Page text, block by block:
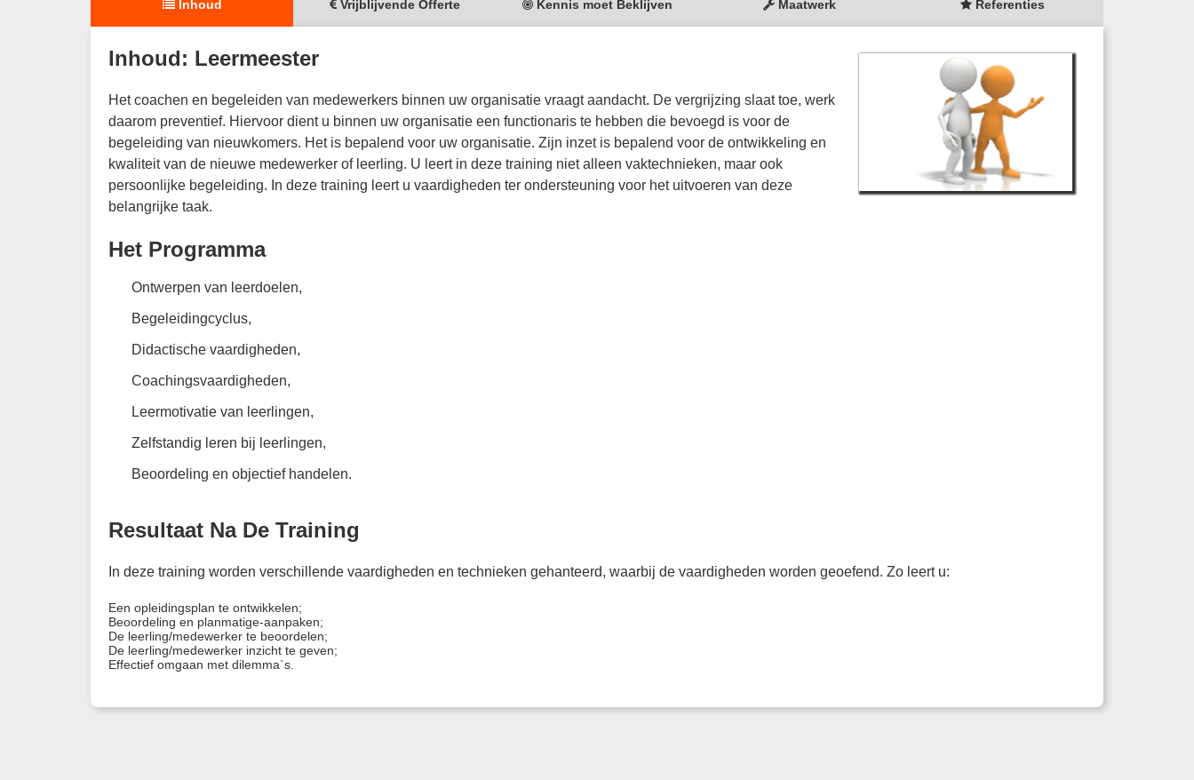
Inhoud Vrijblijvende Offerte Kennis moet Beklijven Maatwerk Referenties
Inhoud: Leermeester
Het coachen en begeleiden van medewerkers binnen uw organisatie vraagt aandacht. De vergrijzing slaat toe, werk
daarom preventief. Hiervoor dient u binnen uw organisatie een functionaris te hebben die bevoegd is voor de
begeleiding van nieuwkomers. Het is bepalend voor uw organisatie. Zijn inzet is bepalend voor de ontwikkeling en
kwaliteit van de nieuwe medewerker of leerling. U leert in deze training niet alleen vaktechnieken, maar ook
persoonlijke begeleiding. In deze training leert u vaardigheden ter ondersteuning voor het uitvoeren van deze
belangrijke taak.
Het Programma
Ontwerpen van leerdoelen,
Begeleidingcyclus,
Didactische vaardigheden,
Coachingsvaardigheden,
Leermotivatie van leerlingen,
Zelfstandig leren bij leerlingen,
Beoordeling en objectief handelen.
Resultaat Na De Training
In deze training worden verschillende vaardigheden en technieken gehanteerd, waarbij de vaardigheden worden geoefend. Zo leert u:
Een opleidingsplan te ontwikkelen;
Beoordeling en planmatige-aanpaken;
De leerling/medewerker te beoordelen;
De leerling/medewerker inzicht te geven;
Effectief omgaan met dilemma`s.